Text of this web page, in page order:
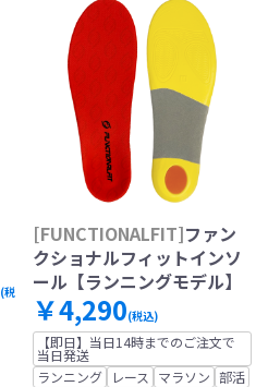
(税
[FUNCTIONALFIT]ファン
クショナルフィットインソ
ール【ランニングモデル】
￥4,290(税込)
【即日】当日14時までのご注文で
当日発送
ランニング
レース マラソン 部活